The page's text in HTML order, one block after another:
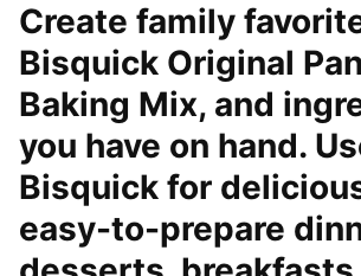
Create family
Bisquick Original
Baking Mix, and
you have on hand.
Bisquick for
easy-to-prepare